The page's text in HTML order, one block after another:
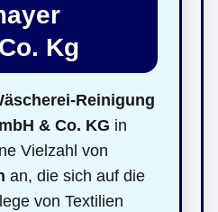
Kg
Reinigung
& Co. KG in
Vielzahl von
an, die sich auf die
von Textilien